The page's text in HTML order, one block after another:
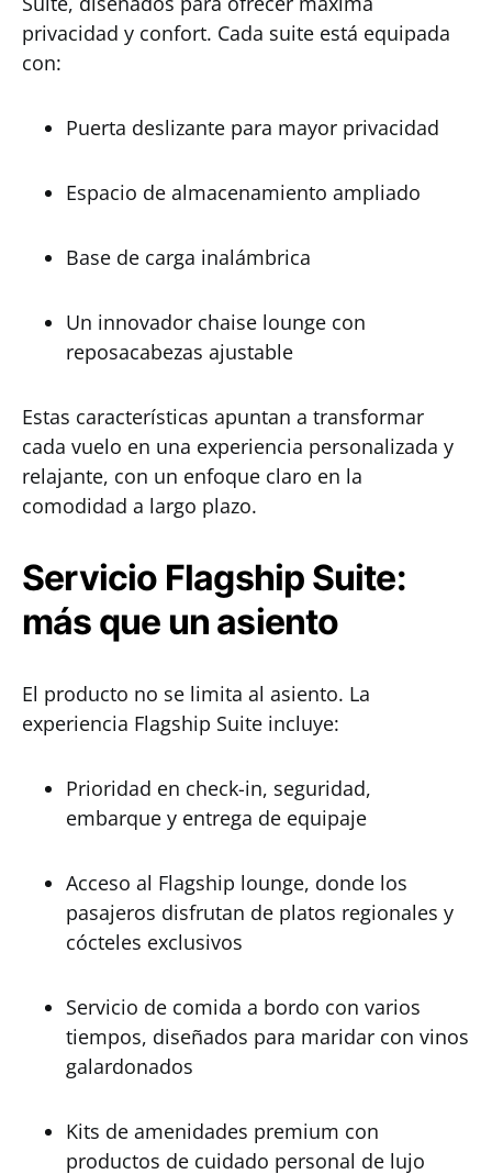
privacidad y confort. Cada suite está equipada
con:
Puerta deslizante para mayor privacidad
Espacio de almacenamiento ampliado
Base de carga inalámbrica
Un innovador chaise lounge con
reposacabezas ajustable
Estas características apuntan a transformar
cada vuelo en una experiencia personalizada y
relajante, con un enfoque claro en la
comodidad a largo plazo.
Servicio Flagship Suite:
más que un asiento
El producto no se limita al asiento. La
experiencia Flagship Suite incluye:
Prioridad en check-in, seguridad,
embarque y entrega de equipaje
Acceso al Flagship lounge, donde los
pasajeros disfrutan de platos regionales y
cócteles exclusivos
Servicio de comida a bordo con varios
tiempos, diseñados para maridar con vinos
galardonados
Kits de amenidades premium con
productos de cuidado personal de lujo